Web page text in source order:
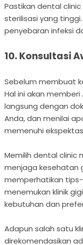
Pastikan dental
sterilisasi yang
penyebaran infeksi
10. Konsultasi
Sebelum membuat
Hal ini akan
langsung dengan
Anda, dan menilai
memenuhi
Memilih dental clinic
menjaga kesehatan
memperhatikan
menemukan klinik
kebutuhan dan
Adapun salah satu
direkomendasikan